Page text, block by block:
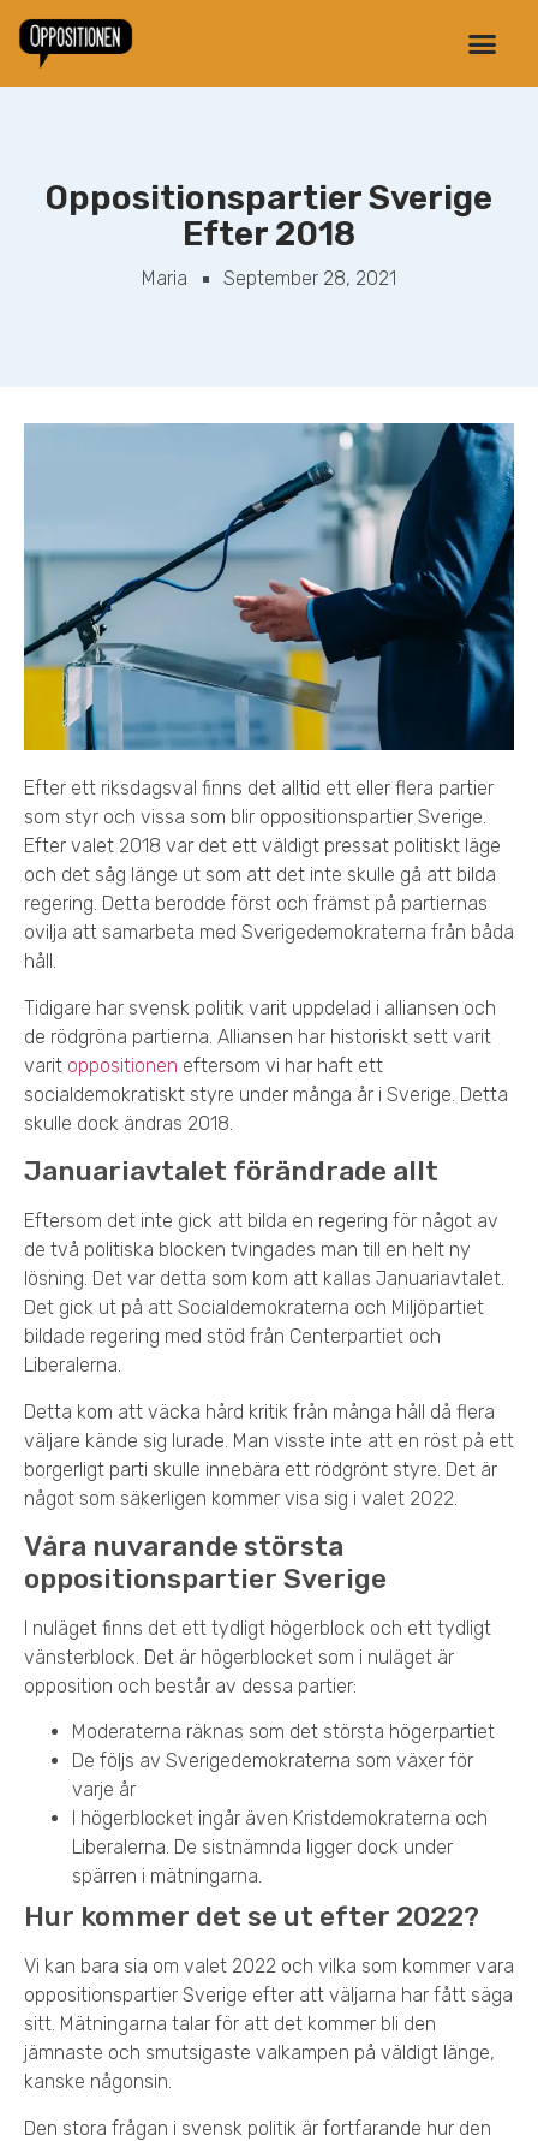
Oppositionspartier Sverige
Efter 2018
Maria September 28, 2021
Efter ett riksdagsval finns det alltid ett eller flera partier
som styr och vissa som blir oppositionspartier Sverige.
Efter valet 2018 var det ett väldigt pressat politiskt läge
och det såg länge ut som att det inte skulle gå att bilda
regering. Detta berodde först och främst på partiernas
ovilja att samarbeta med Sverigedemokraterna från båda
håll.
Tidigare har svensk politik varit uppdelad i alliansen och
de rödgröna partierna. Alliansen har historiskt sett varit
varit oppositionen eftersom vi har haft ett
socialdemokratiskt styre under många år i Sverige. Detta
skulle dock ändras 2018.
Januariavtalet förändrade allt
Eftersom det inte gick att bilda en regering för något av
de två politiska blocken tvingades man till en helt ny
lösning. Det var detta som kom att kallas Januariavtalet.
Det gick ut på att Socialdemokraterna och Miljöpartiet
bildade regering med stöd från Centerpartiet och
Liberalerna.
Detta kom att väcka hård kritik från många håll då flera
väljare kände sig lurade. Man visste inte att en röst på ett
borgerligt parti skulle innebära ett rödgrönt styre. Det är
något som säkerligen kommer visa sig i valet 2022.
Våra nuvarande största
oppositionspartier Sverige
I nuläget finns det ett tydligt högerblock och ett tydligt
vänsterblock. Det är högerblocket som i nuläget är
opposition och består av dessa partier:
Moderaterna räknas som det största högerpartiet
De följs av Sverigedemokraterna som växer för
varje år
I högerblocket ingår även Kristdemokraterna och
Liberalerna. De sistnämnda ligger dock under
spärren i mätningarna.
Hur kommer det se ut efter 2022?
Vi kan bara sia om valet 2022 och vilka som kommer vara
oppositionspartier Sverige efter att väljarna har fått säga
sitt. Mätningarna talar för att det kommer bli den
jämnaste och smutsigaste valkampen på väldigt länge,
kanske någonsin.
Den stora frågan i svensk politik är fortfarande hur den